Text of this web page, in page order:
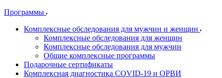
Программы
Комплексные обследования для мужчин и женщин
Комплексные обследования для женщин
Комплексные обследования для мужчин
Общие комплексные программы
Подарочные сертификаты
Комплексная диагностика COVID-19 и ОРВИ